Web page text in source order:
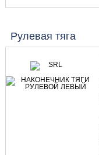
Рулевая тяга